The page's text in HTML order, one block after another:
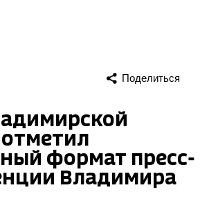
Поделиться
формат пресс-
Владимира